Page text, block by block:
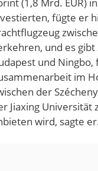
fügte er
und es gibt
und
im
der
Jiaxing Universität
wird, sagte